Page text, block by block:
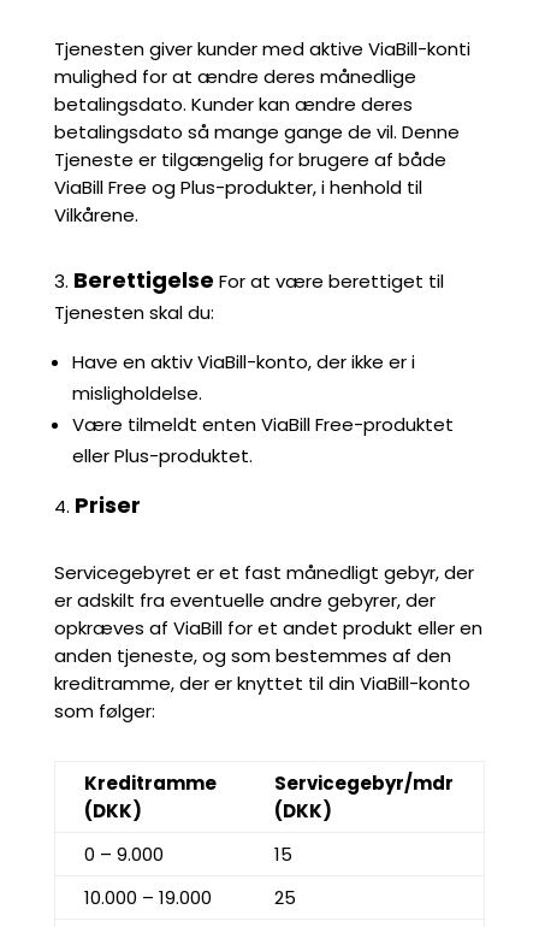
Tjenesten giver kunder med aktive ViaBill-konti
mulighed for at ændre deres månedlige
betalingsdato. Kunder kan ændre deres
betalingsdato så mange gange de vil. Denne
Tjeneste er tilgængelig for brugere af både
ViaBill Free og Plus-produkter, i henhold til
Vilkårene.
Berettigelse For at være berettiget til
Tjenesten skal du:
Have en aktiv ViaBill-konto, der ikke er i
misligholdelse.
Være tilmeldt enten ViaBill Free-produktet
eller Plus-produktet.
Priser
Servicegebyret er et fast månedligt gebyr, der
er adskilt fra eventuelle andre gebyrer, der
opkræves af ViaBill for et andet produkt eller en
anden tjeneste, og som bestemmes af den
kreditramme, der er knyttet til din ViaBill-konto
som følger:
Kreditramme
(DKK)
Servicegebyr/mdr
(DKK)
0 – 9.000
15
10.000 – 19.000
25